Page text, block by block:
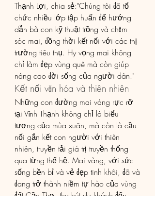
Thạnh Lợi, chia sẻ:"Chúng tôi đã tổ
chức nhiều lớp tập huấn để hướng
dẫn bà con kỹ thuật trồng và chăm
sóc mai, đồng thời kết nối với các thị
trường tiêu thụ. Hy vọng mai không
chỉ làm đẹp vùng quê mà còn giúp
nâng cao đời sống của người dân."
Kết nối văn hóa và thiên nhiên
Những con đường mai vàng rực rỡ
tại Vĩnh Thạnh không chỉ là biểu
tượng của mùa xuân, mà còn là cầu
nối gắn kết con người với thiên
nhiên, truyền tải giá trị truyền thống
qua từng thế hệ. Mai vàng, với sức
sống bền bỉ và vẻ đẹp tinh khôi, đã và
đang trở thành niềm tự hào của vùng
đất Cần Thơ, thu hút du khách đến